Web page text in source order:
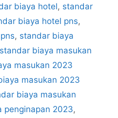
biaya hotel, standar
biaya hotel pns,
, standar biaya
standar biaya masukan
masukan 2023
masukan 2023
biaya masukan
penginapan 2023,